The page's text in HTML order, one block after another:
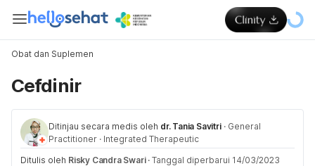
Obat dan Suplemen
Cefdinir
Ditinjau secara medis oleh dr. Tania Savitri · General
Practitioner · Integrated Therapeutic
Ditulis oleh Risky Candra Swari · Tanggal diperbarui 14/03/2023